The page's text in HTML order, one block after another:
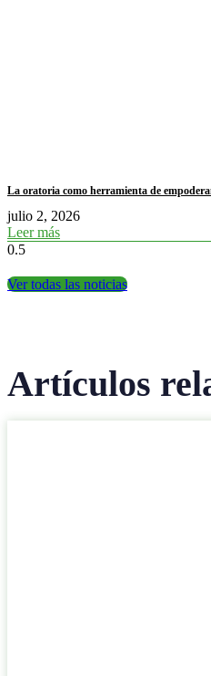
La oratoria como herramienta de
julio 2, 2026
Leer más
Ver todas las noticias
Artículos